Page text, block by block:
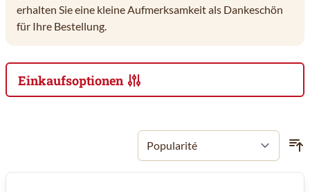
erhalten Sie eine kleine Aufmerksamkeit als Dankeschön
für Ihre Bestellung.
Einkaufsoptionen